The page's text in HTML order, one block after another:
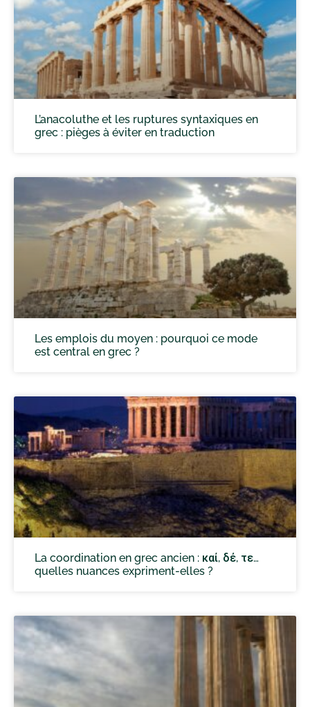
L’anacoluthe et les ruptures syntaxiques en
grec : pièges à éviter en traduction
Les emplois du moyen : pourquoi ce mode
est central en grec ?
La coordination en grec ancien : καί, δέ, τε…
quelles nuances expriment-elles ?